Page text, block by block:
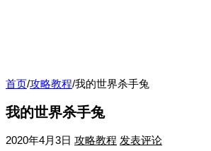
首页/攻略教程/我的世界杀手兔
我的世界杀手兔
2020年4月3日 攻略教程 发表评论